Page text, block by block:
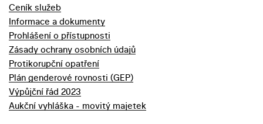
Ceník služeb
Informace a dokumenty
Prohlášení o přístupnosti
Zásady ochrany osobních údajů
Protikorupční opatření
Plán genderové rovnosti (GEP)
Výpůjční řád 2023
Aukční vyhláška - movitý majetek